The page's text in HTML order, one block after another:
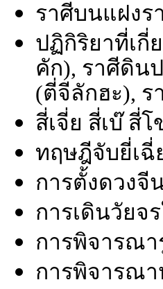
ราศีบนแฝงร
ปฏิกิริยาที่เกี่
คัก), ราศีดิน
(ตี่จีลักฮะ), ร
สี่เจี่ย สี่เบ๊ สี่โ
ทฤษฎีจับยี่เฉี่
การตั้งดวงจี
การเดินวัยจ
การพิจารณ
การพิจารณา